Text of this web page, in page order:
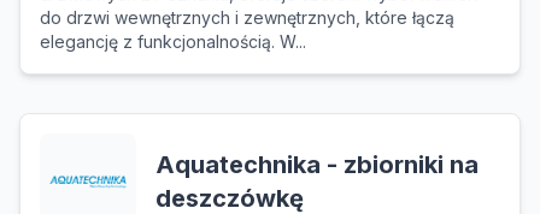
do drzwi wewnętrznych i zewnętrznych, które łączą
elegancję z funkcjonalnością. W...
Aquatechnika - zbiorniki na
deszczówkę